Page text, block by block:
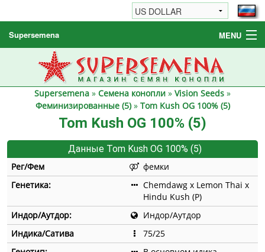
Supersemena MENU
Семена конопли
Другие товары
Как заказать / FAQ
Supersemena » Семена конопли » Vision Seeds »
Феминизированные (5)» Tom Kush OG 100% (5)
Tom Kush OG 100% (5)
Данные Tom Kush OG 100% (5)
Рег/Фем
фемки
Генетика:
Chemdawg x Lemon Thai x
Hindu Kush (P)
Индор/Аутдор:
Индор/Аутдор
Индика/Сатива
75/25